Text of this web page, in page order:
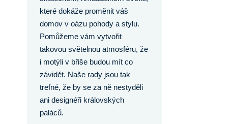
které dokáže proměnit váš
domov v oázu pohody a stylu.
Pomůžeme vám vytvořit
takovou světelnou atmosféru, že
i motýli v břiše budou mít co
závidět. Naše rady jsou tak
trefné, že by se za ně nestyděli
ani designéři královských
paláců.